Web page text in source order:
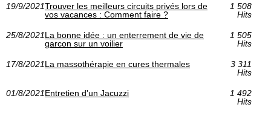
19/9/2021Trouver les meilleurs circuits privés lors de
vos vacances : Comment faire ?
1 508
Hits
25/8/2021La bonne idée : un enterrement de vie de
garcon sur un voilier
1 505
Hits
17/8/2021La massothérapie en cures thermales
3 311
Hits
01/8/2021Entretien d'un Jacuzzi
1 492
Hits